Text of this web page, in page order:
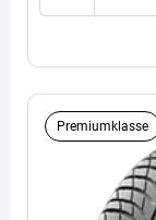
Premiumklasse